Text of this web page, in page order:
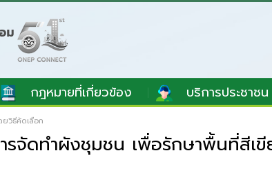
กฎหมายที่เกี่ยวข้อง บริการประชาชน
ยวิธีคัดเลือก
รจัดทำผังชุมชน เพื่อรักษาพื้นที่สีเ